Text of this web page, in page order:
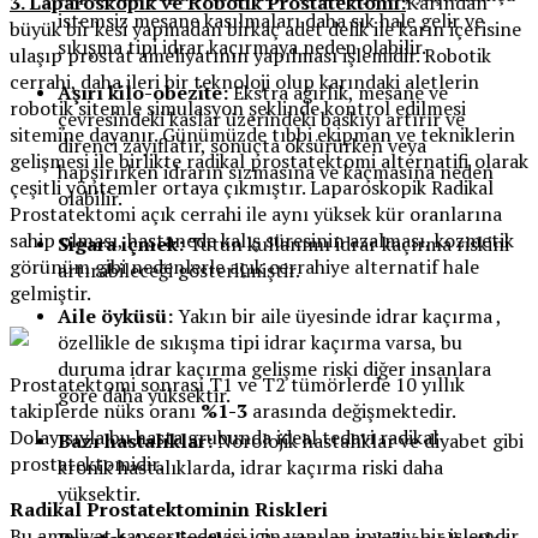
büyük bir kesi yapmadan birkaç adet delik ile karın içerisine
ulaşıp prostat ameliyatının yapılması işlemidir. Robotik
cerrahi, daha ileri bir teknoloji olup karındaki aletlerin
robotik sitemle simulasyon şeklinde kontrol edilmesi
sitemine dayanır. Günümüzde tıbbi ekipman ve tekniklerin
gelişmesi ile birlikte radikal prostatektomi alternatifi olarak
çeşitli yöntemler ortaya çıkmıştır. Laparoskopik Radikal
Prostatektomi açık cerrahi ile aynı yüksek kür oranlarına
sahip olması, hastanede kalış süresinin azalması, kozmetik
görünüm gibi nedenlerle açık cerrahiye alternatif hale
gelmiştir.
Prostatektomi sonrası T1 ve T2 tümörlerde 10 yıllık
takiplerde nüks oranı%1-3 arasında değişmektedir.
Dolayısıyla bu hasta grubunda ideal tedavi radikal
prostatektomidir.
Radikal Prostatektominin Riskleri
istemsiz mesane kasılmaları daha sık hale gelir ve
sıkışma tipi idrar kaçırmaya neden olabilir.
Aşırı kilo-obezite:Ekstra ağırlık, mesane ve
çevresindeki kaslar üzerindeki baskıyı artırır ve
direnci zayıflatır, sonuçta öksürürken veya
hapşırırken idrarın sızmasına ve kaçmasına neden
olabilir.
Sigara içmek:Tütün kullanımı idrar kaçırma riskini
artırabileceği gösterilmiştir.
Aile öyküsü:Yakın bir aile üyesinde idrar kaçırma ,
özellikle de sıkışma tipi idrar kaçırma varsa, bu
duruma idrar kaçırma gelişme riski diğer insanlara
göre daha yüksektir.
Bazı hastalıklar:Nörolojik hastalıklar ve diyabet gibi
kronik hastalıklarda, idrar kaçırma riski daha
yüksektir.